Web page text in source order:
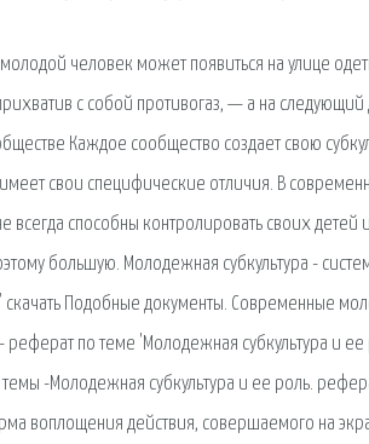
молодой человек может появиться на улице
с собой противогаз, — а на следующий
Каждое сообщество создает свою
свои специфические отличия. В
всегда способны контролировать своих
большую. Молодежная субкультура -
Подобные документы. Современные
реферат по теме 'Молодежная субкультура и
темы -Молодежная субкультура и ее роль.
воплощения действия, совершаемого на